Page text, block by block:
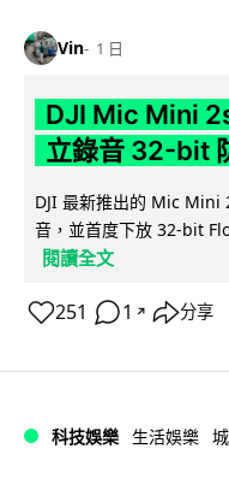
Vin 1 日
DJI Mic Mini
立錄音 32-bit
DJI 最新推出的 Mic Mini
音，並首度下放 32-bit
閱讀全文
251 1 ↗ 分享
科技娛樂 生活娛樂